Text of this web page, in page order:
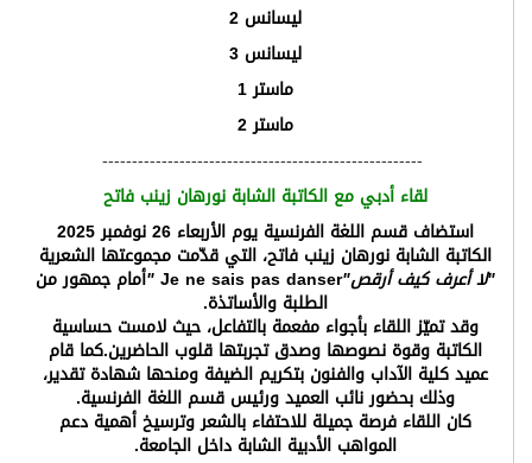
ليسانس 2
ليسانس 3
ماستر 1
ماستر 2
------------------------------------------------------
لقاء أدبي مع الكاتبة الشابة نورهان زينب فاتح
استضاف قسم اللغة الفرنسية يوم الأربعاء 26 نوفمبر 2025
الكاتبة الشابة نورهان زينب فاتح، التي قدّمت مجموعتها الشعرية
"لا أعرف كيف أرقص"Je ne sais pas danser
"أمام جمهور من
الطلبة والأساتذة.
وقد تميّز اللقاء بأجواء مفعمة بالتفاعل، حيث لامست حساسية
الكاتبة وقوة نصوصها وصدق تجربتها قلوب الحاضرين.كما قام
عميد كلية الآداب والفنون بتكريم الضيفة ومنحها شهادة تقدير،
وذلك بحضور نائب العميد ورئيس قسم اللغة الفرنسية.
كان اللقاء فرصة جميلة للاحتفاء بالشعر وترسيخ أهمية دعم
المواهب الأدبية الشابة داخل الجامعة.